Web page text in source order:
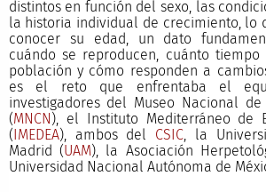
distintos en función del sexo, las
la historia individual de crecimiento, lo
conocer su edad, un dato
cuándo se reproducen, cuánto
población y cómo responden a
es el reto que enfrentaba el
investigadores del Museo Nacional de
(MNCN), el Instituto Mediterráneo de
(IMEDEA), ambos del CSIC, la
Madrid (UAM), la Asociación
Universidad Nacional Autónoma de